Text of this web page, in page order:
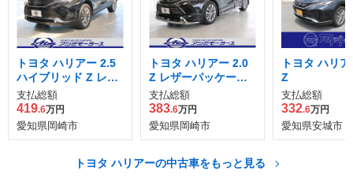
トヨタ ハリアー 2.5
ハイブリッド Z レザ
ーパッケージ
支払総額
419.6万円
愛知県岡崎市
トヨタ ハリアー 2.0
Z レザーパッケージ
4WD
支払総額
383.6万円
愛知県岡崎市
トヨタ ハリ
Z
支払総額
332.6万円
愛知県安城市
トヨタ ハリアーの中古車をもっと見る